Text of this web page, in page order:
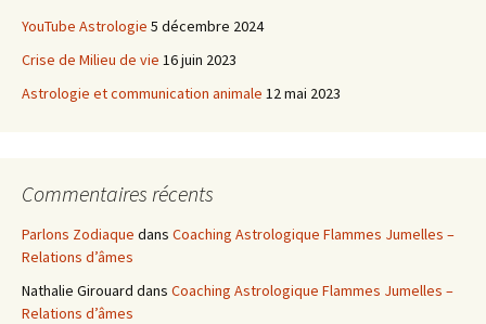
YouTube Astrologie 5 décembre 2024
Crise de Milieu de vie 16 juin 2023
Astrologie et communication animale 12 mai 2023
Commentaires récents
Parlons Zodiaque dans Coaching Astrologique Flammes Jumelles –
Relations d’âmes
Nathalie Girouard dans Coaching Astrologique Flammes Jumelles –
Relations d’âmes